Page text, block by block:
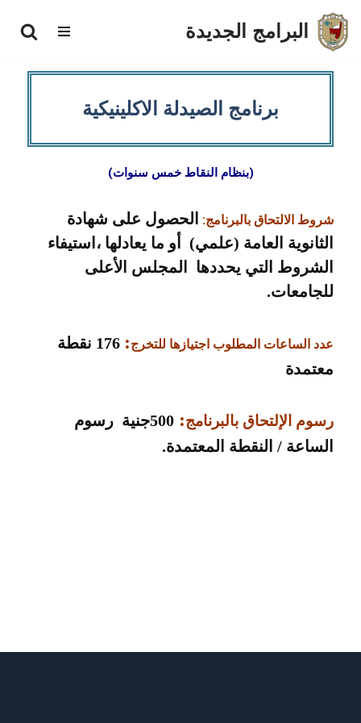
تخطى
البرامج الجديدة
برنامج الصيدلة الاكلينيكية
(بنظام النقاط خمس سنوات)
شروط الالتحاق بالبرنامج:
الحصول على شهادة
الثانوية العامة (علمي) أو ما يعادلها ،استيفاء
الشروط التي يحددها المجلس الأعلى
للجامعات.
عدد الساعات المطلوب اجتيازها للتخرج:
176 نقطة
معتمدة
رسوم الإلتحاق بالبرنامج:
500جنية رسوم
الساعة / النقطة المعتمدة.